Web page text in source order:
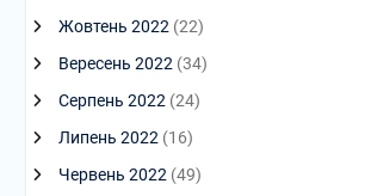
Жовтень 2022 (22)
Вересень 2022 (34)
Серпень 2022 (24)
Липень 2022 (16)
Червень 2022 (49)